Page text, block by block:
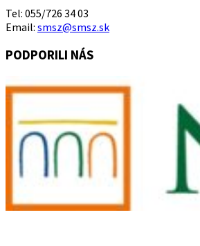
Tel: 055/726 34 03
Email: smsz@smsz.sk
PODPORILI NÁS